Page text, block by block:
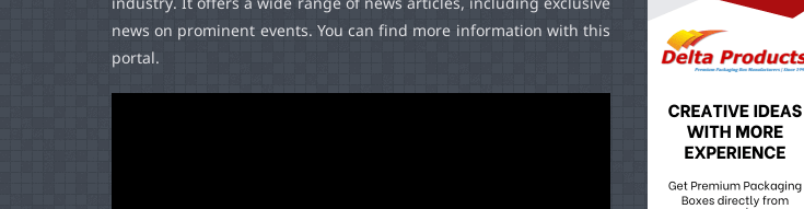
industry. It offers a wide range of news articles, including exclusive
news on prominent events. You can find more information with this
portal.